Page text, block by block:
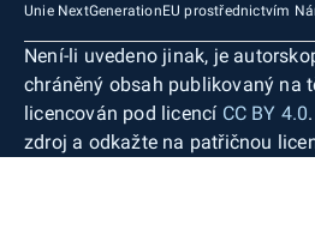
Unie NextGenerationEU prostřednictvím
Není-li uvedeno jinak, je
chráněný obsah publikovaný na
licencován pod licencí CC BY 4.0
zdroj a odkažte na patřičnou